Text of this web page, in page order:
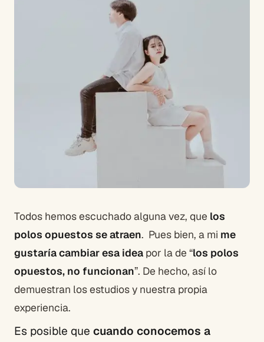
Todos hemos escuchado alguna vez, que los
polos opuestos se atraen. Pues bien, a mi me
gustaría cambiar esa idea por la de “los polos
opuestos, no funcionan”. De hecho, así lo
demuestran los estudios y nuestra propia
experiencia.
Es posible que cuando conocemos a